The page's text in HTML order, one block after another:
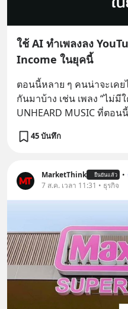
ใช้ AI ทำเพลงลง
Income ในยุคนี้
ตอนนี้หลาย ๆ คนน่าจะเคย
กันมาบ้าง เช่น เพลง “ไม่มี
UNHEARD MUSIC ที่ตอ
45 บันทึก
MarketThink ยืนยันแล้ว •
7 ส.ค. เวลา 11:31 • ธุรกิจ